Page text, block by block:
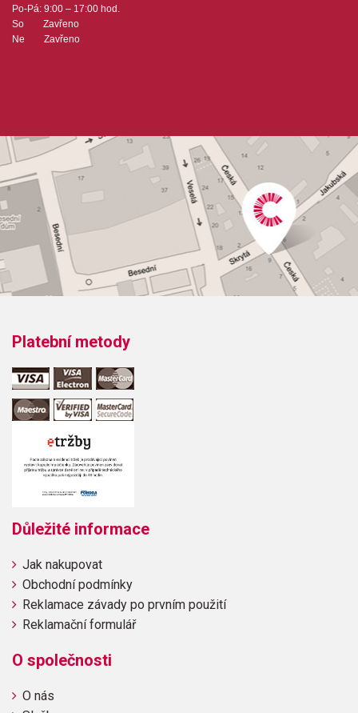
Po-Pá: 9:00 – 17:00 hod.
So Zavřeno
Ne Zavřeno
Platební metody
Důležité informace
Jak nakupovat
Obchodní podmínky
Reklamace závady po prvním použití
Reklamační formulář
O společnosti
O nás